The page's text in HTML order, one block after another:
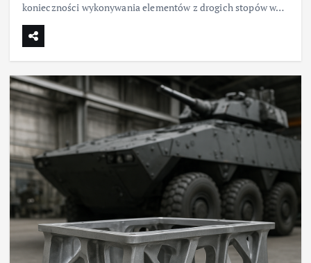
konieczności wykonywania elementów z drogich stopów w…